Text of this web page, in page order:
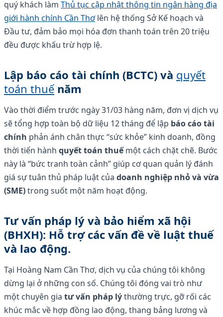
quý khách làm Thủ tục cập nhật thông tin ngân hàng địa
giới hành chính Cần Thơlên hệ thống Sở Kế hoạch và
Đầu tư, đảm bảo mọi hóa đơn thanh toán trên 20 triệu
đều được khấu trừ hợp lệ.
Lập báo cáo tài chính (BCTC) và quyết
toán thuế năm
Vào thời điểm trước ngày 31/03 hàng năm, đơn vị dịch vụ
sẽ tổng hợp toàn bộ dữ liệu 12 tháng để lập báo cáo tài
chính phản ánh chân thực “sức khỏe” kinh doanh, đồng
thời tiến hành quyết toán thuếmột cách chặt chẽ. Bước
này là “bức tranh toàn cảnh” giúp cơ quan quản lý đánh
giá sự tuân thủ pháp luật của doanh nghiệp nhỏ và vừa
(SME)trong suốt một năm hoạt động.
Tư vấn pháp lý và bảo hiểm xã hội
(BHXH): Hỗ trợ các vấn đề về luật thuế
và lao động.
Tại Hoàng Nam Cần Thơ, dịch vụ của chúng tôi không
dừng lại ở những con số. Chúng tôi đóng vai trò như
một chuyên gia tư vấn pháp lýthường trực, gỡ rối các
khúc mắc về hợp đồng lao động, thang bảng lương và